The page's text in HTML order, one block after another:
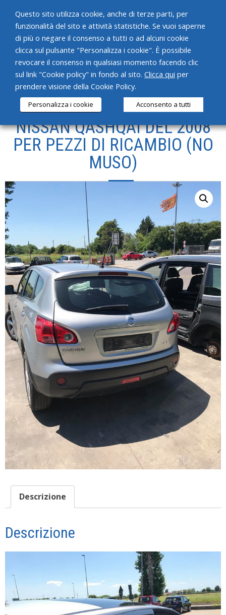
HOME
CHI SIAMO
SERVIZI
PRODOTTI
CONTATTI
NISSAN QASHQAI DEL 2008
PER PEZZI DI RICAMBIO (NO
MUSO)
Descrizione
Descrizione
Questo sito utilizza cookie, anche di terze parti, per
funzionalità del sito e attività statistiche. Se vuoi saperne
di più o negare il consenso a tutti o ad alcuni cookie
clicca sul pulsante "Personalizza i cookie". È possibile
revocare il consenso in qualsiasi momento facendo clic
sul link "Cookie policy" in fondo al sito. Clicca qui per
prendere visione della Cookie Policy.
Personalizza i cookie Acconsento a tutti